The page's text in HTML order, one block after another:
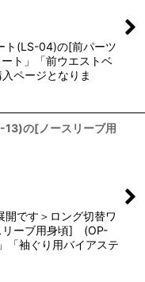
ト(LS-04)の[前パーツ
ト」「前ウエストベ
ページとなりま
13)の[ノースリーブ用
開です＞ロング切替ワ
リーブ用身頃] (OP-
袖ぐり用バイアステ